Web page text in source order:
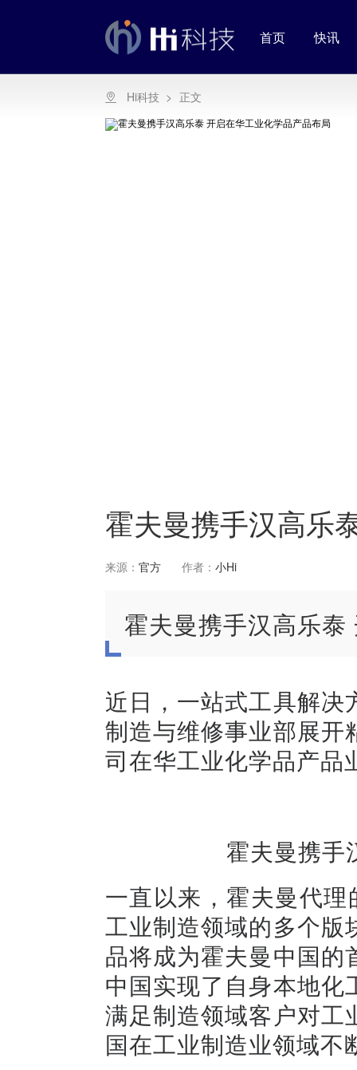
首页 快讯
Hi科技 > 正文
霍夫曼携手汉高乐
来源： 官方 作者： 小Hi
霍夫曼携手汉高乐
近日，一站式工具解
制造与维修事业部展
司在华工业化学品产品
霍夫曼携手
一直以来，霍夫曼代
工业制造领域的多个
品将成为霍夫曼中国
中国实现了自身本地
满足制造领域客户对
国在工业制造业领域不